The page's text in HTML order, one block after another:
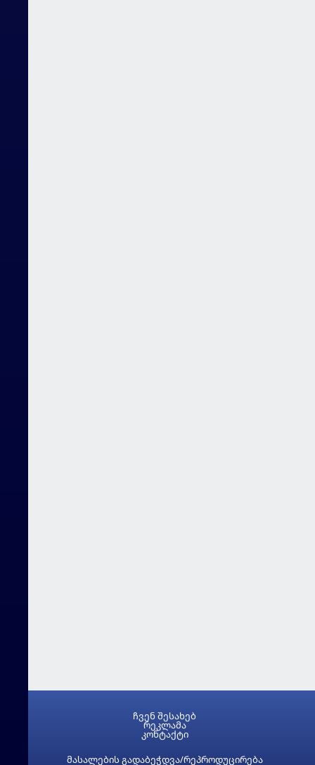
მასალების გადაბეჭდვა/რეპროდუცირება
ჩვენ შესახებ
რეკლამა
კონტაქტი